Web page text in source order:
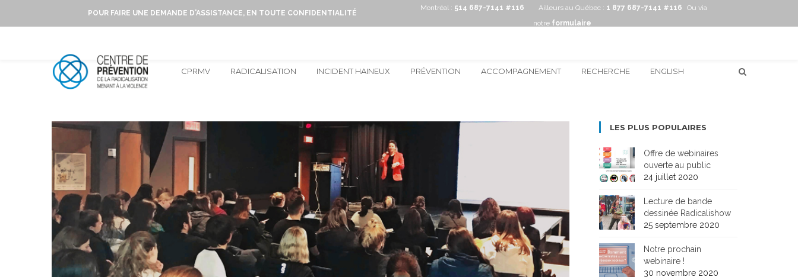
POUR FAIRE UNE DEMANDE D'ASSISTANCE, EN TOUTE CONFIDENTIALITÉ
Montréal : 514 687-7141 #116 Ailleurs au Québec : 1 877 687-7141 #116
Ou via
notre formulaire
CPRMV RADICALISATION INCIDENT HAINEUX PRÉVENTION ACCOMPAGNEMENT RECHERCHE ENGLISH
LES PLUS POPULAIRES
Offre de webinaires
ouverte au public
24 juillet 2020
Lecture de bande
dessinée Radicalishow
25 septembre 2020
Notre prochain
webinaire !
30 novembre 2020